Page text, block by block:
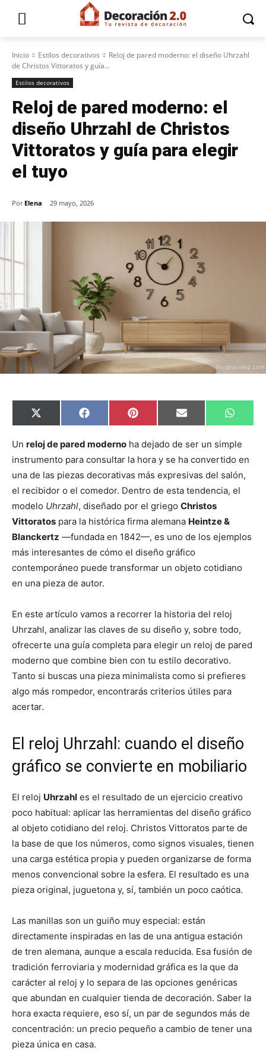
Inicio Estilos decorativos
Reloj de pared moderno: el diseño Uhrzahl
de Christos Vittoratos y guía...
Estilos decorativos
Reloj de pared moderno: el
diseño Uhrzahl de Christos
Vittoratos y guía para elegir
el tuyo
Por Elena 29 mayo, 2026
C
o
p
a
r
r
e
n
X
(
w
i
t
t
e
r
)
C
o
p
r
t
i
r
e
n
F
a
e
o
o
k
C
o
p
r
i
r
e
n
P
i
t
r
e
s
t
C
o
p
r
t
i
r
e
n
E
m
i
C
o
p
r
t
i
r
e
W
h
t
A
p
p
Un reloj de pared moderno ha dejado de ser un simple
instrumento para consultar la hora y se ha convertido en
una de las piezas decorativas más expresivas del salón,
el recibidor o el comedor. Dentro de esta tendencia, el
modelo Uhrzahl, diseñado por el griego Christos
Vittoratos para la histórica firma alemana Heintze &
Blanckertz —fundada en 1842—, es uno de los ejemplos
más interesantes de cómo el diseño gráfico
contemporáneo puede transformar un objeto cotidiano
en una pieza de autor.
En este artículo vamos a recorrer la historia del reloj
Uhrzahl, analizar las claves de su diseño y, sobre todo,
ofrecerte una guía completa para elegir un reloj de pared
moderno que combine bien con tu estilo decorativo.
Tanto si buscas una pieza minimalista como si prefieres
algo más rompedor, encontrarás criterios útiles para
acertar.
El reloj Uhrzahl: cuando el diseño
gráfico se convierte en mobiliario
El reloj Uhrzahl es el resultado de un ejercicio creativo
poco habitual: aplicar las herramientas del diseño gráfico
al objeto cotidiano del reloj. Christos Vittoratos parte de
la base de que los números, como signos visuales, tienen
una carga estética propia y pueden organizarse de forma
menos convencional sobre la esfera. El resultado es una
pieza original, juguetona y, sí, también un poco caótica.
Las manillas son un guiño muy especial: están
directamente inspiradas en las de una antigua estación
de tren alemana, aunque a escala reducida. Esa fusión de
tradición ferroviaria y modernidad gráfica es la que da
carácter al reloj y lo separa de las opciones genéricas
que abundan en cualquier tienda de decoración. Saber la
hora exacta requiere, eso sí, un par de segundos más de
concentración: un precio pequeño a cambio de tener una
pieza única en casa.